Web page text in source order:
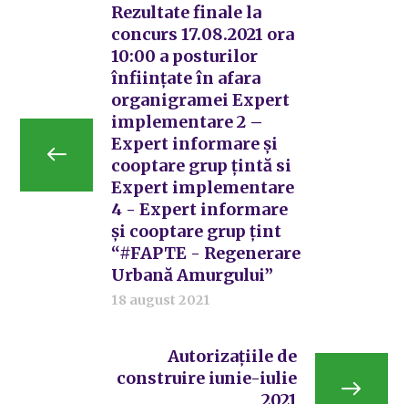
Rezultate finale la
concurs 17.08.2021 ora
10:00 a posturilor
înființate în afara
organigramei Expert
implementare 2 –
Expert informare și
cooptare grup țintă si
Expert implementare
4 - Expert informare
și cooptare grup țint
“#FAPTE - Regenerare
Urbană Amurgului”
18 august 2021
Autorizațiile de
construire iunie-iulie
2021